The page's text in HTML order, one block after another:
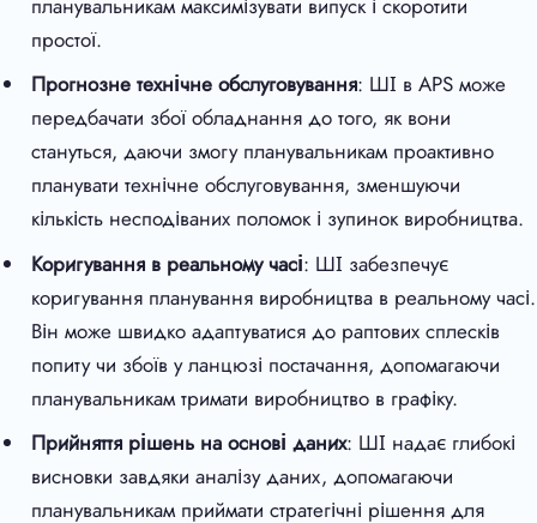
планувальникам максимізувати випуск і скоротити
простої.
Прогнозне технічне обслуговування: ШІ в APS може
передбачати збої обладнання до того, як вони
стануться, даючи змогу планувальникам проактивно
планувати технічне обслуговування, зменшуючи
кількість несподіваних поломок і зупинок виробництва.
Коригування в реальному часі: ШІ забезпечує
коригування планування виробництва в реальному часі.
Він може швидко адаптуватися до раптових сплесків
попиту чи збоїв у ланцюзі постачання, допомагаючи
планувальникам тримати виробництво в графіку.
Прийняття рішень на основі даних: ШІ надає глибокі
висновки завдяки аналізу даних, допомагаючи
планувальникам приймати стратегічні рішення для